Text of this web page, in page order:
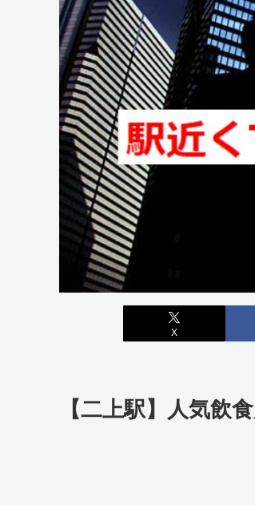
X
【二上駅】人気飲